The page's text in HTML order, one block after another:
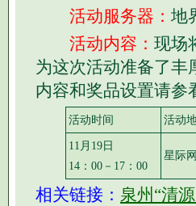
活动服务器： 地
活动内容： 现场
为这次活动准备了丰
内容和奖品设置请参
活动时间 活动
11月19日
14：00－17：00
星际
相关链接： 泉州“清